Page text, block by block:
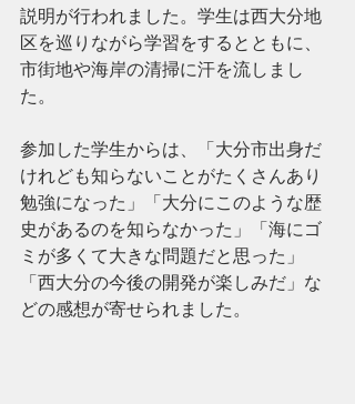
説明が行われました。学生は西大分地
区を巡りながら学習をするとともに、
市街地や海岸の清掃に汗を流しまし
た。
参加した学生からは、「大分市出身だ
けれども知らないことがたくさんあり
勉強になった」「大分にこのような歴
史があるのを知らなかった」「海にゴ
ミが多くて大きな問題だと思った」
「西大分の今後の開発が楽しみだ」な
どの感想が寄せられました。